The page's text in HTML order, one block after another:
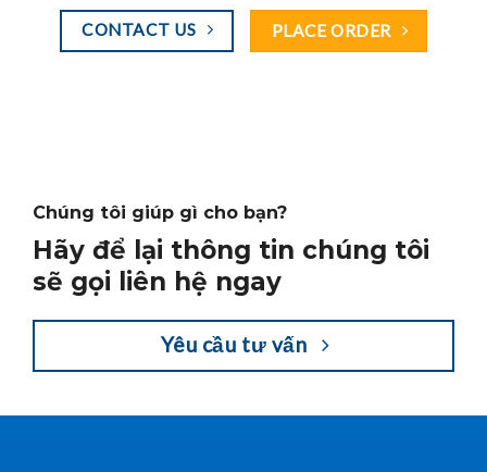
CONTACT US PLACE ORDER
Chúng tôi giúp gì cho bạn?
Hãy để lại thông tin chúng tôi
sẽ gọi liên hệ ngay
Yêu cầu tư vấn